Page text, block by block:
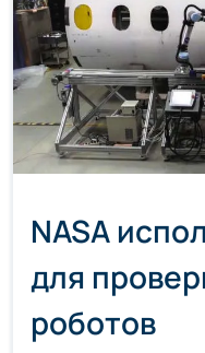
NASA
для
роботов